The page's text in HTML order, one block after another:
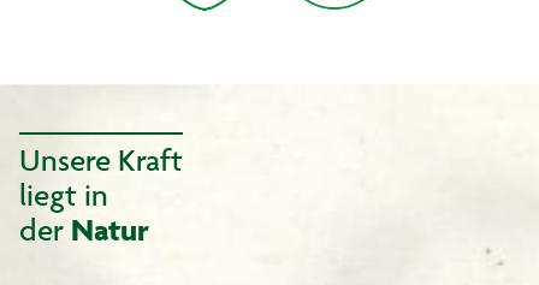
Unsere Kraft
liegt in
der Natur